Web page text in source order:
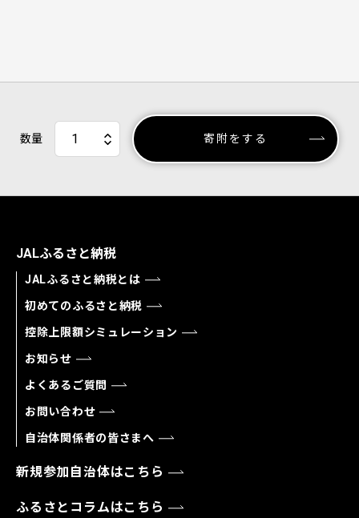
数量 寄附をする
JALふるさと納税
JALふるさと納税とは
初めてのふるさと納税
控除上限額シミュレーション
お知らせ
よくあるご質問
お問い合わせ
自治体関係者の皆さまへ
新規参加自治体はこちら
ふるさとコラムはこちら